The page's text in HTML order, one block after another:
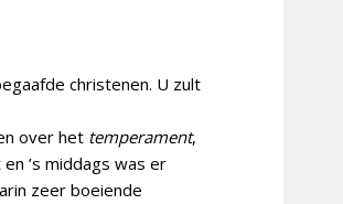
christenen. U zult
over het temperament,
’s middags was er
zeer boeiende